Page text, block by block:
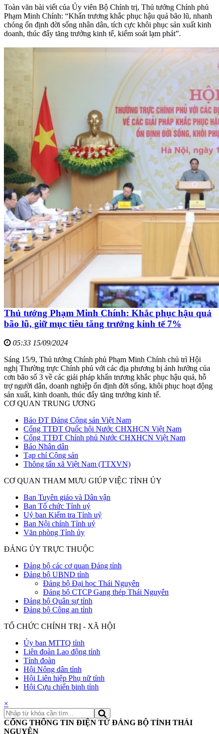
Toàn văn bài viết của Ủy viên Bộ Chính trị, Thủ tướng Chính phủ
Phạm Minh Chính: “Khẩn trương khắc phục hậu quả bão lũ, nhanh
chóng ổn định đời sống nhân dân, tích cực khôi phục sản xuất kinh
doanh, thúc đẩy tăng trưởng kinh tế, kiểm soát lạm phát”.
Thủ tướng Phạm Minh Chính: Khắc phục hậu quả
bão lũ, giữ mục tiêu tăng trưởng kinh tế 7%
05:33 15/09/2024
Sáng 15/9, Thủ tướng Chính phủ Phạm Minh Chính chủ trì Hội
nghị Thường trực Chính phủ với các địa phương bị ảnh hưởng của
cơn bão số 3 về các giải pháp khẩn trương khắc phục hậu quả, hỗ
trợ người dân, doanh nghiệp ổn định đời sống, khôi phục hoạt động
sản xuất, kinh doanh, thúc đẩy tăng trưởng kinh tế.
CƠ QUAN TRUNG ƯƠNG
Báo ĐT Đảng Cộng sản Việt Nam
Cổng TTĐT Quốc hội Nước CHXHCN Việt Nam
Cổng TTĐT Chính phủ Nước CHXHCN Việt Nam
Báo Nhân dân
Tạp chí Cộng sản
Thông tấn xã Việt Nam (TTXVN)
CƠ QUAN THAM MƯU GIÚP VIỆC TỈNH ỦY
Ban Tuyên giáo và Dân vận
Ban Tổ chức Tỉnh uỷ
Uỷ ban Kiểm tra Tỉnh uỷ
Ban Nội chính Tỉnh uỷ
Văn phòng Tỉnh ủy
ĐẢNG ỦY TRỰC THUỘC
Đảng bộ các cơ quan Đảng tỉnh
Đảng bộ UBND tỉnh
Đảng bộ Đại học Thái Nguyên
Đảng bộ CTCP Gang thép Thái Nguyên
Đảng bộ Quân sự tỉnh
Đảng bộ Công an tỉnh
TỔ CHỨC CHÍNH TRỊ - XÃ HỘI
Ủy ban MTTQ tỉnh
Liên đoàn Lao động tỉnh
Tỉnh đoàn
Hội Nông dân tỉnh
Hội Liên hiệp Phụ nữ tỉnh
Hội Cựu chiến binh tỉnh
×
CỔNG THÔNG TIN ĐIỆN TỬ ĐẢNG BỘ TỈNH THÁI
NGUYÊN